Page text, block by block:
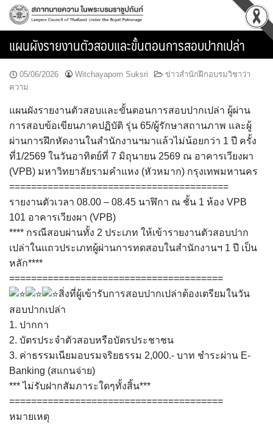
Skip
แผนผังรายงานตัวสอบและขั้นตอนการสอบปากเปล่า
05/06/2026 Witchayaporn Suksri
ข่าวสำนักฝึกอบรมวิชาว่า
ความ
แผนผังรายงานตัวสอบและขั้นตอนการสอบปากเปล่า ผู้ผ่าน
การสอบข้อเขียนภาคปฏิบัติ รุ่น 65/ผู้รักษาสถานภาพ และผู้
ผ่านการฝึกหัดงานในสำนักงานฯมาแล้วไม่น้อยกว่า 1 ปี ครั้ง
ที่1/2569 ในวันอาทิตย์ที่ 7 มิถุนายน 2569 ณ อาคารเวียงผา
(VPB) มหาวิทยาลัยรามคำแหง (หัวหมาก) กรุงเทพมหานคร
========================================
รายงานตัวเวลา 08.00 – 08.45 นาฬิกา ณ ชั้น 1 ห้อง VPB
101 อาคารเวียงผา (VPB)
**** กรณีสอบผ่านทั้ง 2 ประเภท ให้เข้ารายงานตัวสอบปาก
เปล่าในแถวประเภทผู้ผ่านการทดสอบในสำนักงานฯ 1 ปี เป็น
หลัก****
=======================================
สิ่งที่ผู้เข้ารับการสอบปากเปล่าต้องเตรียมในวัน
สอบปากเปล่า
1. ปากกา
2. บัตรประจำตัวสอบหรือบัตรประชาชน
3. ค่าธรรมเนียมอบรมจริยธรรม 2,000.- บาท ชำระผ่าน E-
Banking (สแกนจ่าย)
*** ไม่รับฝากสัมภาระใดๆทั้งสิ้น***
=======================================
หมายเหตุ